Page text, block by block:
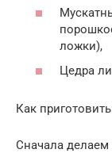
ложки),
Цедра
Как
Сначала